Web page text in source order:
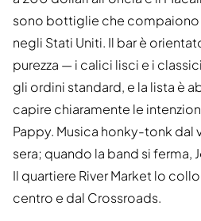
sono bottiglie che compaiono
negli Stati Uniti. Il bar è
purezza — i calici lisci e i
gli ordini standard, e la lista è
capire chiaramente le
Pappy. Musica honky-tonk dal
sera; quando la band si ferma,
Il quartiere River Market lo
centro e dal Crossroads.